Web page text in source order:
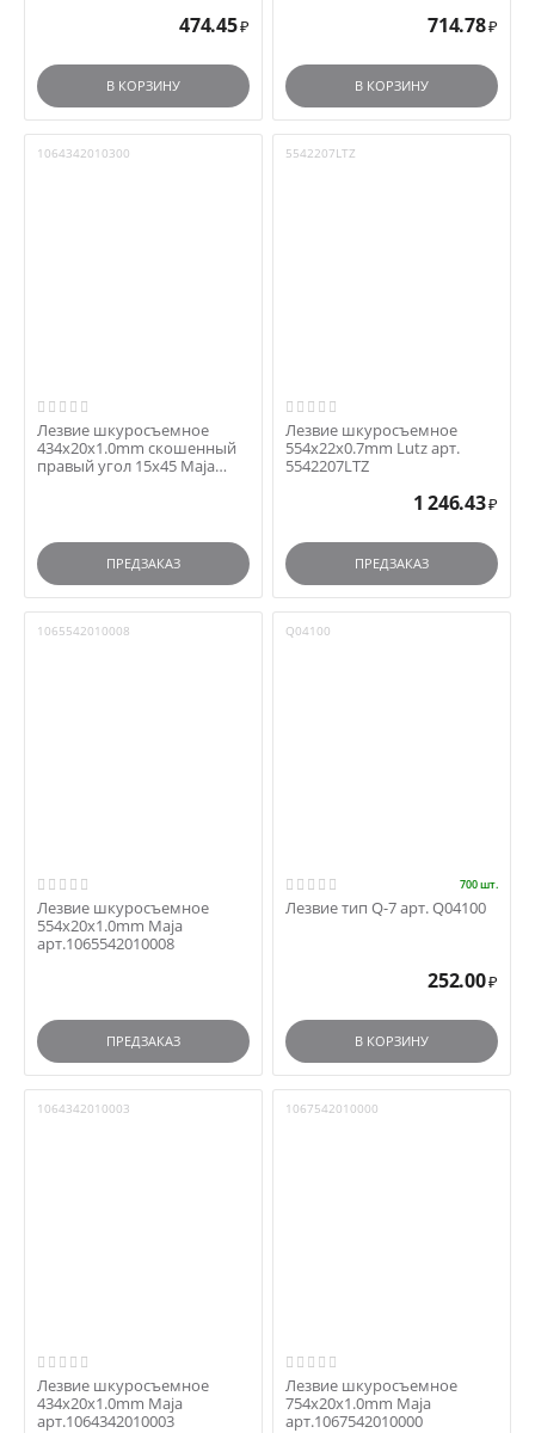
474.45 ₽
В КОРЗИНУ
714.78 ₽
В КОРЗИНУ
1064342010300
Лезвие шкуросъемное
434x20x1.0mm скошенный
правый угол 15х45 Maja
ПРЕДЗАКАЗ
5542207LTZ
Лезвие шкуросъемное
554x22x0.7mm Lutz арт.
5542207LTZ
1 246.43 ₽
ПРЕДЗАКАЗ
1065542010008
Лезвие шкуросъемное
554x20x1.0mm Maja
арт.1065542010008
ПРЕДЗАКАЗ
Q04100
700 шт.
Лезвие тип Q-7 арт. Q04100
252.00 ₽
В КОРЗИНУ
1064342010003
Лезвие шкуросъемное
434x20x1.0mm Maja
арт.1064342010003
1067542010000
Лезвие шкуросъемное
754x20x1.0mm Maja
арт.1067542010000